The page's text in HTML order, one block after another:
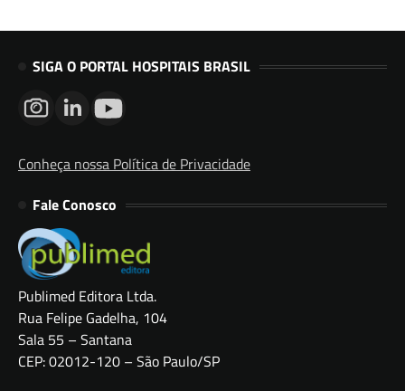
SIGA O PORTAL HOSPITAIS BRASIL
Conheça nossa Política de Privacidade
Fale Conosco
Publimed Editora Ltda.
Rua Felipe Gadelha, 104
Sala 55 – Santana
CEP: 02012-120 – São Paulo/SP